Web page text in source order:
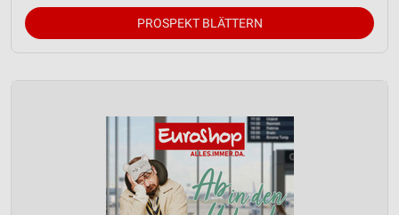
PROSPEKT BLÄTTERN